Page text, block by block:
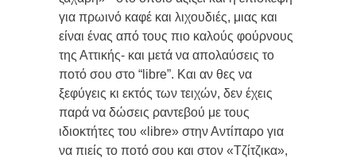
για πρωινό καφέ και λιχουδιές, μιας και
είναι ένας από τους πιο καλούς φούρνους
της Αττικής- και μετά να απολαύσεις το
ποτό σου στο “libre”. Και αν θες να
ξεφύγεις κι εκτός των τειχών, δεν έχεις
παρά να δώσεις ραντεβού με τους
ιδιοκτήτες του «libre» στην Αντίπαρο για
να πιείς το ποτό σου και στον «Τζίτζικα»,